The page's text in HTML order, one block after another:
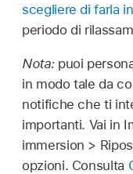
scegliere di farla
periodo di
Nota: puoi
in modo tale da
notifiche che ti
importanti. Vai in
immersion >
opzioni. Consulta